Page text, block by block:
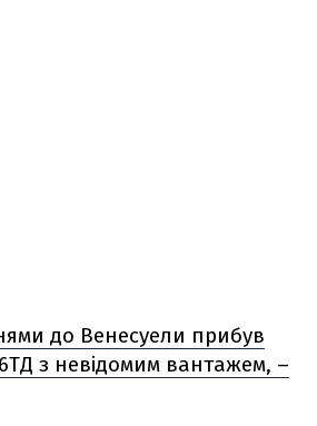
до Венесуели прибув
з невідомим вантажем, –